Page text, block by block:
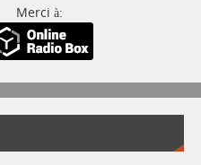
Merci à: